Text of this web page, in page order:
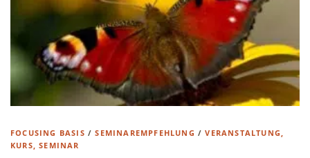
FOCUSING BASIS /SEMINAREMPFEHLUNG /VERANSTALTUNG,
KURS, SEMINAR